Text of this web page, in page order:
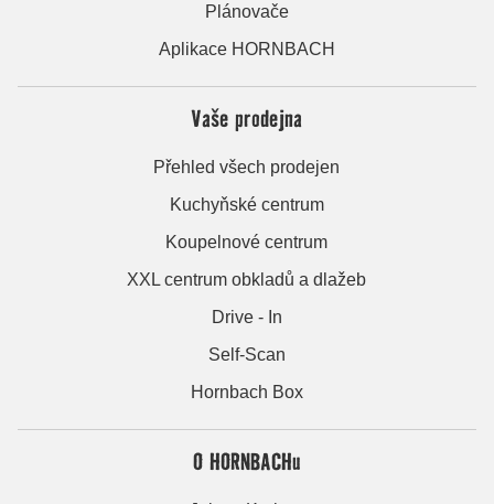
Plánovače
Aplikace HORNBACH
Vaše prodejna
Přehled všech prodejen
Kuchyňské centrum
Koupelnové centrum
XXL centrum obkladů a dlažeb
Drive - In
Self-Scan
Hornbach Box
O HORNBACHu